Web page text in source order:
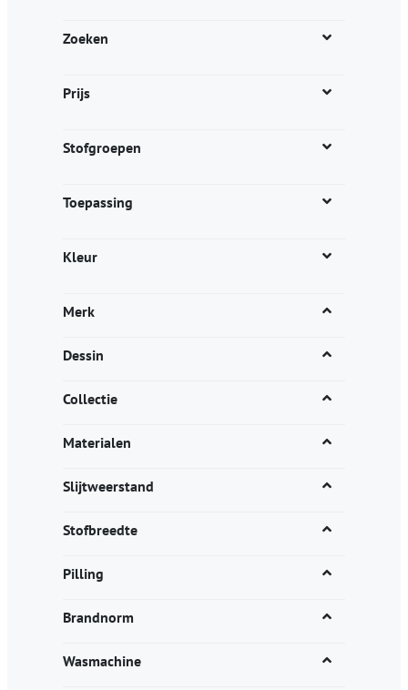
Zoeken
Prijs
Stofgroepen
Toepassing
Kleur
Merk
Dessin
Collectie
Materialen
Slijtweerstand
Stofbreedte
Pilling
Brandnorm
Wasmachine
kan
op
productpagina